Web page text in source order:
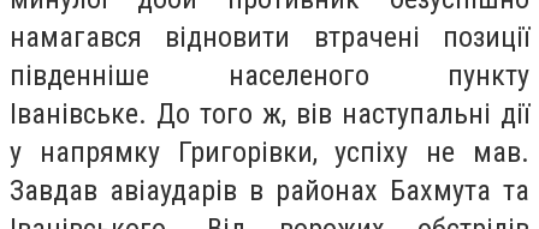
намагався відновити втрачені позиції
південніше населеного пункту
Іванівське. До того ж, вів наступальні дії
у напрямку Григорівки, успіху не мав.
Завдав авіаударів в районах Бахмута та